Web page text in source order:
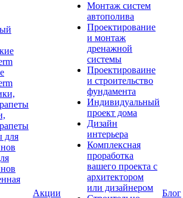
Акции
Монтаж систем
автополива
Проектирование
и монтаж
дренажной
системы
Проектироваине
и строительство
фундамента
Индивидуальный
проект дома
Дизайн
интерьера
Комплексная
проработка
вашего проекта с
архитектором
или дизайнером
Блог